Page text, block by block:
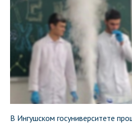
В Ингушском госуниверситете